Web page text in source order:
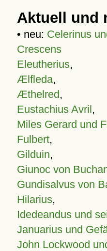
Aktuell und
• neu: Celerinus
Crescens
Eleutherius,
Ælfleda,
Æthelred,
Eustachius Avril,
Miles Gerard und
Fulbert,
Gilduin,
Giunoc von
Gundisalvus von
Hilarius,
Idedeandus und
Januarius und
John Lockwood